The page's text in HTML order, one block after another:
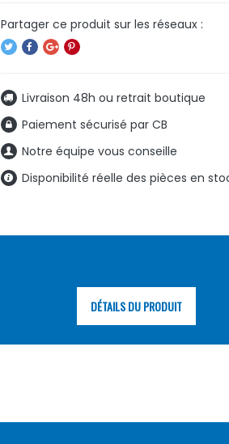
Livraison 48h ou retrait boutique
Paiement sécurisé par CB
Notre équipe vous conseille
Disponibilité réelle des pièces en
DÉTAILS DU PRODUIT